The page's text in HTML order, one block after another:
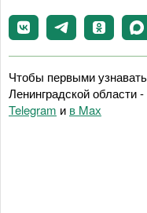
Чтобы первыми
Ленинградской области
Telegram и в Maх